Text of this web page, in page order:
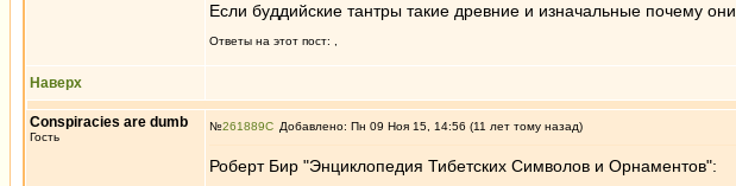
Если буддийские тантры такие древние и изначальные почему
Ответы на этот пост:
Наверх
Conspiracies are dumb
Гость
№261889 Добавлено: Пн 09 Ноя 15, 14:56 (11 лет тому назад)
Роберт Бир "Энциклопедия Тибетских Символов и Орнаментов":